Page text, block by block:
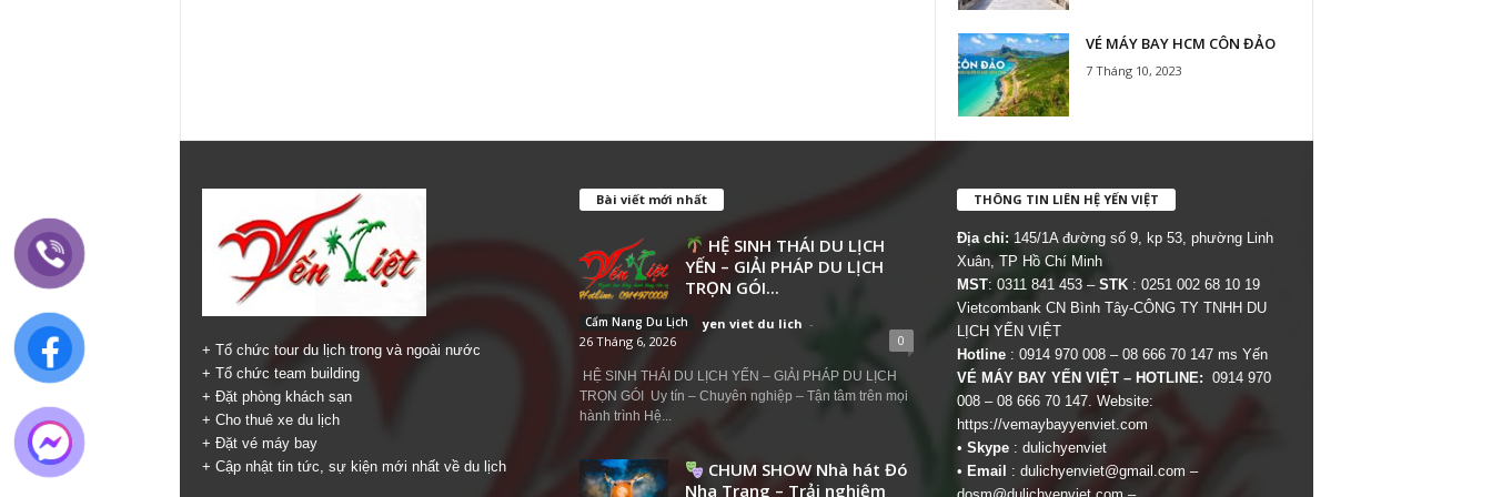
VÉ MÁY BAY HCM CÔN ĐẢO
7 Tháng 10, 2023
+ Tổ chức tour du lịch trong và ngoài nước
+ Tổ chức team building
+ Đặt phòng khách sạn
+ Cho thuê xe du lịch
+ Đặt vé máy bay
+ Cập nhật tin tức, sự kiện mới nhất về du lịch
Bài viết mới nhất
HỆ SINH THÁI DU LỊCH
YẾN – GIẢI PHÁP DU LỊCH
TRỌN GÓI...
Cẩm Nang Du Lịch yen viet du lich -
26 Tháng 6, 2026
0
HỆ SINH THÁI DU LỊCH YẾN – GIẢI PHÁP DU LỊCH
TRỌN GÓI Uy tín – Chuyên nghiệp – Tận tâm trên mọi
hành trình Hệ...
CHUM SHOW Nhà hát Đó
Nha Trang – Trải nghiệm
THÔNG TIN LIÊN HỆ YẾN VIỆT
Địa chỉ: 145/1A đường số 9, kp 53, phường Linh
Xuân, TP Hồ Chí Minh
MST: 0311 841 453 – STK: 0251 002 68 10 19
Vietcombank CN Bình Tây-CÔNG TY TNHH DU
LỊCH YẾN VIỆT
Hotline : 0914 970 008 – 08 666 70 147 ms Yến
VÉ MÁY BAY YẾN VIỆT – HOTLINE: 0914 970
008 – 08 666 70 147. Website:
https://vemaybayyenviet.com
• Skype: dulichyenviet
• Email : dulichyenviet@gmail.com –